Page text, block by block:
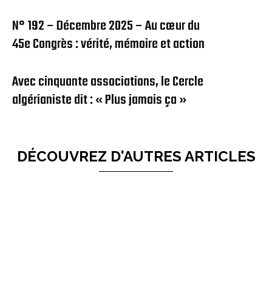
N° 192 – Décembre 2025 – Au cœur du
45e Congrès : vérité, mémoire et action
Avec cinquante associations, le Cercle
algérianiste dit : « Plus jamais ça »
DÉCOUVREZ D'AUTRES ARTICLES